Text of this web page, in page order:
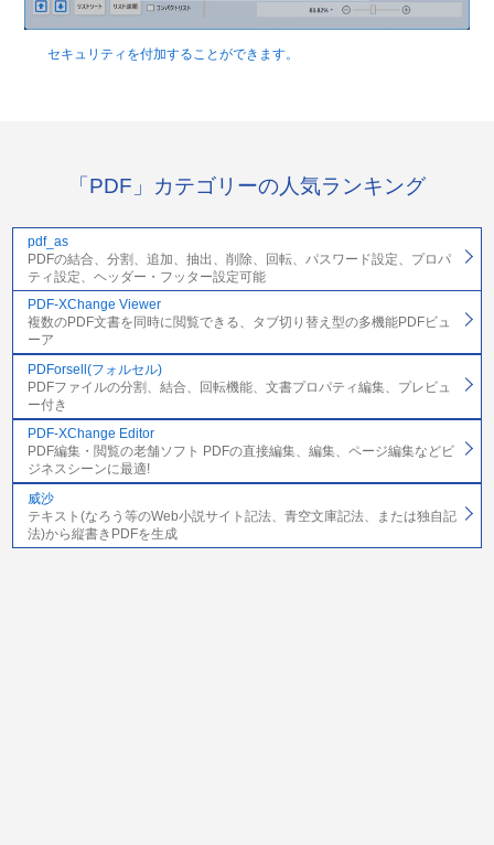
セキュリティを付加することができます。
「PDF」カテゴリーの人気ランキング
pdf_as
PDFの結合、分割、追加、抽出、削除、回転、パスワード設定、プロパ
ティ設定、ヘッダー・フッター設定可能
PDF-XChange Viewer
複数のPDF文書を同時に閲覧できる、タブ切り替え型の多機能PDFビュ
ーア
PDForsell(フォルセル)
PDFファイルの分割、結合、回転機能、文書プロパティ編集、プレビュ
ー付き
PDF-XChange Editor
PDF編集・閲覧の老舗ソフト PDFの直接編集、編集、ページ編集などビ
ジネスシーンに最適!
威沙
テキスト(なろう等のWeb小説サイト記法、青空文庫記法、または独自記
法)から縦書きPDFを生成